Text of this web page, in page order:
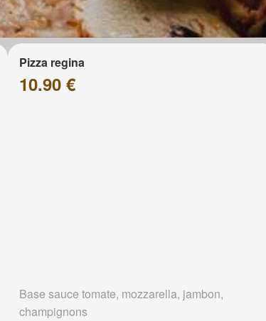
Pizza regina
10.90 €
Base sauce tomate, mozzarella, jambon,
champignons